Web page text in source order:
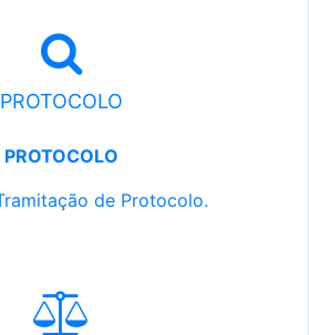
PROTOCOLO
PROTOCOLO
de Protocolo.